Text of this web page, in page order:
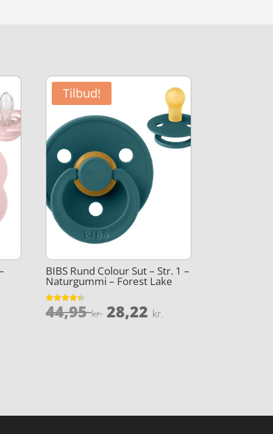
Tilbud!
BIBS Rund Colour Sut – Str. 1 –
Naturgummi – Forest Lake
Vurderet
4.4
44,95kr. Den
oprindelige
28,22 kr.